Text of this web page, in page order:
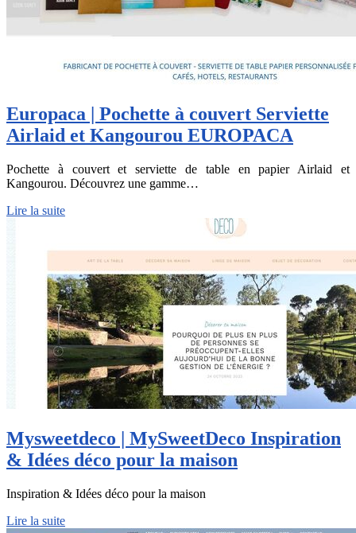
Europaca | Pochette à couvert Serviette
Airlaid et Kangourou EUROPACA
Pochette à couvert et serviette de table en papier Airlaid et
Kangourou. Découvrez une gamme…
Lire la suite
Mysweetdeco | MySweetDeco Inspiration
& Idées déco pour la maison
Inspiration & Idées déco pour la maison
Lire la suite